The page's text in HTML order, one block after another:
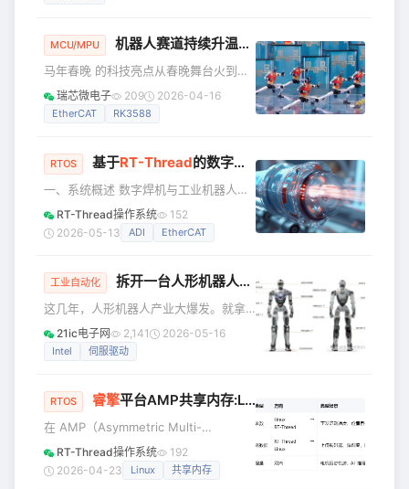
片，在真实项目中深度测试，反馈使用体验。完全免费，只要
你有项目、有技术、愿意产出优质报告。 为什么值得申请？
✅
MCU/MPU 机器人赛道持续升温，RK 全栈平台能力助力产业高效落地
马年春晚 的科技亮点从春晚舞台火到行
业赛道，智能机器人无疑成为今年开年
最受关注的科技赛道之一，灵活的运动
机器人热潮的背后，离不开扎实的底层
技术平台支撑。多家登上春晚的头部机
器人企业，其核心产品方案均选择了瑞
芯微 RK3588 平台，该芯片平台凭借出
色的综合算力、系统集成能力与量产落
行业对瑞芯微
瑞芯微电子 209 2026-04-16
EtherCAT RK3588
RTOS 基于RT-Thread的数字焊机与工业机器人通信网关设计|实战案例
一、系统概述 数字焊机与工业机器人通
信网关是连接焊机与机器人的核心设
备，需解决协议不兼容、实时性不足、
EtherCAT（机器人侧）与
CANopen（焊机侧）协议，实现焊机与
机器人的高速、可靠通信，支持实时数
据采集、远程控制、状态监测等功能。
二、系统架构设计 系统采用分层架构，
栈层、应用层，
RT-Thread操作系统
152
2026-05-13
ADI EtherCAT
工业自动化 拆开一台人形机器人，从头到脚，它到底由哪些部分构成？
这几年，人形机器人产业大爆发。就拿
咱们国内来说，宇树科技、智元机器
人、众擎机器人、‌优必选和傅利叶智
说实话，我翻了这些公司的公开资料，
发现一个有意思的现象——大家的硬件
方案越来越像，真正拼的还是算法和落
地场景。 有粉丝朋友希望我出一期机器
人的科普，说网上的信息虽然很多，但
21ic电子网 2,141 2026-05-16
Intel 伺服驱动
RTOS 睿擎平台AMP共享内存:Linux 与 RT-Thread
在 AMP（Asymmetric Multi-
Processing，非对称多处理）混合部署
架构中，Linux 和 RT-Thread 运行在同
RT-Thread操作系统
192
2026-04-23
Linux 共享内存